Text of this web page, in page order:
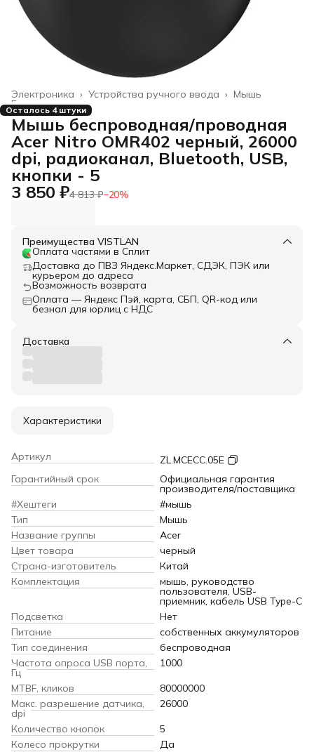
Мышь
Устройства ручного ввода ›
Электроника ›
Главная ›
Осталось 4 штуки
Мышь беспроводная/проводная
Acer Nitro OMR402 черный, 26000
dpi, радиоканал, Bluetooth, USB,
кнопки - 5
3 850 ₽4 813 ₽−20%
Преимущества VISTLAN
Оплата частями в Сплит
Доставка до ПВЗ Яндекс.Маркет, СДЭК, ПЭК или
курьером до адреса
Возможность возврата
Оплата — Яндекс Пэй, карта, СБП, QR-код или
безнал для юрлиц с НДС
Доставка
Характеристики
Артикул
ZL.MCECC.05E
Гарантийный срок
Официальная гарантия
производителя/поставщика
#Хештеги
#мышь
Тип
Мышь
Название группы
Acer
Цвет товара
черный
Страна-изготовитель
Китай
Комплектация
мышь, руководство
пользователя, USB-
приемник, кабель USB Type-C
Подсветка
Нет
Питание
собственных аккумуляторов
Тип соединения
беспроводная
Частота опроса USB порта,
Гц
1000
MTBF, кликов
80000000
Макс. разрешение датчика,
dpi
26000
Количество кнопок
5
Колесо прокрутки
Да